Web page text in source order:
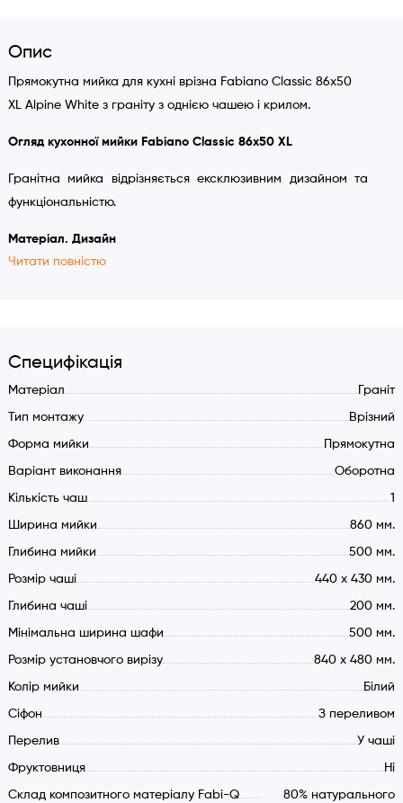
Опис
Прямокутна мийка для кухні врізна Fabiano Classic 86x50
XL Alpine White з граніту з однією чашею і крилом.
Огляд кухонної мийки Fabiano Classic 86х50 XL
Гранітна мийка відрізняється ексклюзивним дизайном та
функціональністю.
Матеріал. Дизайн
кремового відтінків і кольору антрацит.
крило може бути розміщене з будь-якого боку, залежно від
ваших уподобань та особливостей кухні. На робочому
майданчику можна сушити посуд чи розморожувати
продукти.
досить тривалий (не менше 10 років).
Мийка Fabiano Classic 86х50 XL має антибактеріальне
покриття, що перешкоджає розмноженню мікробів та
бактерій на поверхні виробу. Антибактеріальний захист діє
Читати повністю
Специфікація
Матеріал Граніт
Тип монтажу Врізний
Форма мийки Прямокутна
Варіант виконання Оборотна
Кількість чаш 1
Ширина мийки 860 мм.
Глибина мийки 500 мм.
Розмір чаші 440 х 430 мм.
Глибина чаші 200 мм.
Мінімальна ширина шафи 500 мм.
Розмір установчого вирізу 840 х 480 мм.
Колір мийки Білий
Cіфон З переливом
Перелив У чаші
Фруктовниця Ні
Склад композитного матеріалу Fabi-Q
80% натурального